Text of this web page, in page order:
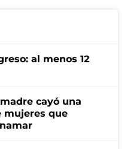
al menos 12
cayó una
mujeres que